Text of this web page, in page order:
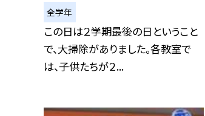
全学年
この日は２学期最後の日ということ
で、大掃除がありました。各教室で
は、子供たちが２...